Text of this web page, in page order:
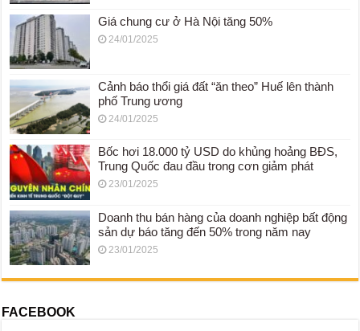
Giá chung cư ở Hà Nội tăng 50%
24/01/2025
Cảnh báo thổi giá đất “ăn theo” Huế lên thành
phố Trung ương
24/01/2025
Bốc hơi 18.000 tỷ USD do khủng hoảng BĐS,
Trung Quốc đau đầu trong cơn giảm phát
23/01/2025
Doanh thu bán hàng của doanh nghiệp bất động
sản dự báo tăng đến 50% trong năm nay
23/01/2025
FACEBOOK